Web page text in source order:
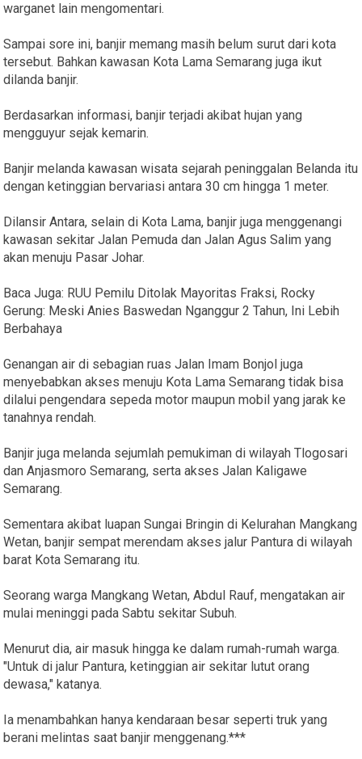
warganet lain mengomentari.
Sampai sore ini, banjir memang masih belum surut dari kota
tersebut. Bahkan kawasan Kota Lama Semarang juga ikut
dilanda banjir.
Berdasarkan informasi, banjir terjadi akibat hujan yang
mengguyur sejak kemarin.
Banjir melanda kawasan wisata sejarah peninggalan Belanda itu
dengan ketinggian bervariasi antara 30 cm hingga 1 meter.
Dilansir Antara, selain di Kota Lama, banjir juga menggenangi
kawasan sekitar Jalan Pemuda dan Jalan Agus Salim yang
akan menuju Pasar Johar.
Baca Juga: RUU Pemilu Ditolak Mayoritas Fraksi, Rocky
Gerung: Meski Anies Baswedan Nganggur 2 Tahun, Ini Lebih
Berbahaya
Genangan air di sebagian ruas Jalan Imam Bonjol juga
menyebabkan akses menuju Kota Lama Semarang tidak bisa
dilalui pengendara sepeda motor maupun mobil yang jarak ke
tanahnya rendah.
Banjir juga melanda sejumlah pemukiman di wilayah Tlogosari
dan Anjasmoro Semarang, serta akses Jalan Kaligawe
Semarang.
Sementara akibat luapan Sungai Bringin di Kelurahan Mangkang
Wetan, banjir sempat merendam akses jalur Pantura di wilayah
barat Kota Semarang itu.
Seorang warga Mangkang Wetan, Abdul Rauf, mengatakan air
mulai meninggi pada Sabtu sekitar Subuh.
Menurut dia, air masuk hingga ke dalam rumah-rumah warga.
"Untuk di jalur Pantura, ketinggian air sekitar lutut orang
dewasa," katanya.
Ia menambahkan hanya kendaraan besar seperti truk yang
berani melintas saat banjir menggenang.***